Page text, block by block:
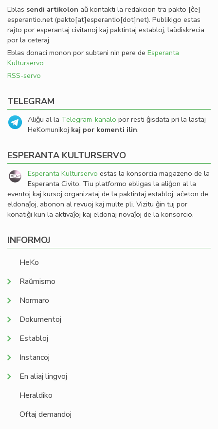
Eblas sendi artikolon aŭ kontakti la redakcion tra pakto [ĉe]
esperantio.net(pakto[at]esperantio[dot]net). Publikigo estas
rajto por esperantaj civitanoj kaj paktintaj establoj, laŭdiskrecia
por la ceteraj.
Eblas donaci monon por subteni nin pere de Esperanta
Kulturservo.
RSS-servo
TELEGRAM
Aliĝu al la Telegram-kanalo por resti ĝisdata pri la lastaj
HeKomunikoj kaj por komenti ilin.
ESPERANTA KULTURSERVO
Esperanta Kulturservo estas la konsorcia magazeno de la
Esperanta Civito. Tiu platformo ebligas la aliĝon al la
eventoj kaj kursoj organizataj de la paktintaj establoj, aĉeton de
eldonaĵoj, abonon al revuoj kaj multe pli. Vizitu ĝin tuj por
konatiĝi kun la aktivaĵoj kaj eldonaj novaĵoj de la konsorcio.
INFORMOJ
HeKo
Raŭmismo
Normaro
Dokumentoj
Establoj
Instancoj
En aliaj lingvoj
Heraldiko
Oftaj demandoj